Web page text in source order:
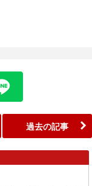
過去の記事